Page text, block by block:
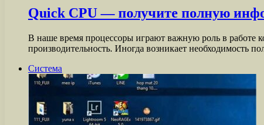
Quick CPU — получите полную
В наше время процессоры играют важную роль в работе
производительность. Иногда возникает необходимость
Система